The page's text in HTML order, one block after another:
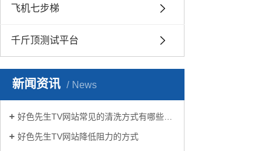
飞机七步梯
千斤顶测试平台
新闻资讯 News
好色先生TV网站常见的清洗方式有哪些？
好色先生TV网站降低阻力的方式